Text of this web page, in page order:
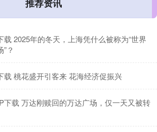
推荐资讯
载 2025年的冬天，上海凭什么被称为“世界
？
载 桃花盛开引客来 花海经济促振兴
下载 万达刚赎回的万达广场，仅一天又被转